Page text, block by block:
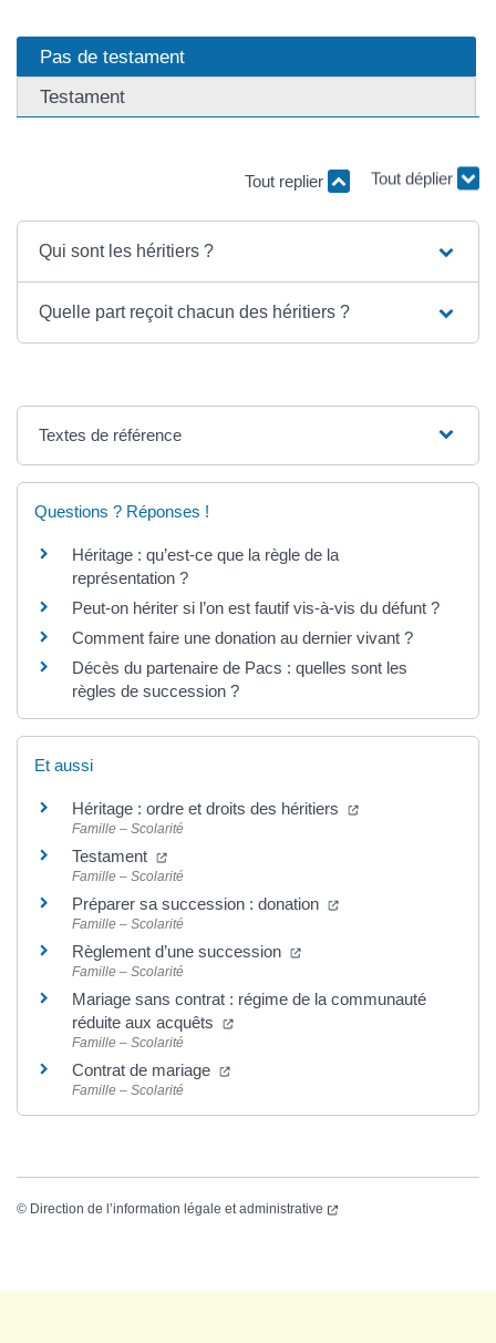
Pas de testament
Testament
Tout replier Tout déplier
Qui sont les héritiers ?
Quelle part reçoit chacun des héritiers ?
Textes de référence
Questions ? Réponses !
Héritage : qu’est-ce que la règle de la
représentation ?
Peut-on hériter si l’on est fautif vis-à-vis du défunt ?
Comment faire une donation au dernier vivant ?
Décès du partenaire de Pacs : quelles sont les
règles de succession ?
Et aussi
Héritage : ordre et droits des héritiers
Famille – Scolarité
Testament
Famille – Scolarité
Préparer sa succession : donation
Famille – Scolarité
Règlement d’une succession
Famille – Scolarité
Mariage sans contrat : régime de la communauté
réduite aux acquêts
Famille – Scolarité
Contrat de mariage
Famille – Scolarité
© Direction de l’information légale et administrative